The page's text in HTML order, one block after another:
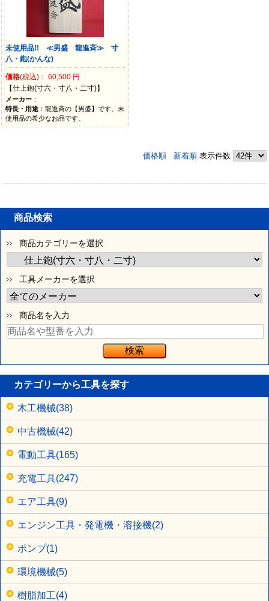
未使用品!! ≪男盛 龍進斉≫ 寸
八・鉋(かんな)
価格(税込)：60,500 円
【仕上鉋(寸六・寸八・二寸)】
メーカー ：
特長・用途 ：龍進斉の【男盛】です。未
使用品の希少なお品です。
価格順 新着順表示件数
商品検索
商品カテゴリーを選択
工具メーカーを選択
商品名を入力
カテゴリーから工具を探す
木工機械(38)
中古機械(42)
電動工具(165)
充電工具(247)
エア工具(9)
エンジン工具・発電機・溶接機(2)
ポンプ(1)
環境機械(5)
樹脂加工(4)